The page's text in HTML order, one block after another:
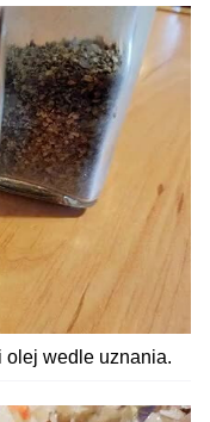
olej wedle uznania.